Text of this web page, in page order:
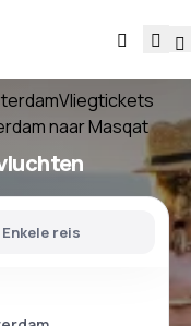
Vliegtickets
naar Masqat
Enkele reis